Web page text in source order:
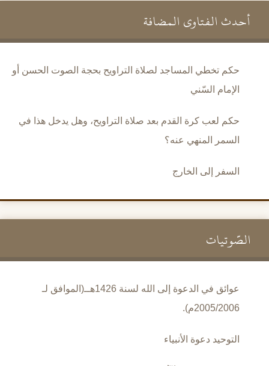
أحدث الفتاوى المضافة
حكم تخطي المساجد لصلاة التراويح بحجة الصوت الحسن أو
الإمام السّني
حكم لعب كرة القدم بعد صلاة التراويح، وهل يدخل هذا في
السمر المنهي عنه؟
السفر إلى الخارج
الصَّوتيات
عوائق في الدعوة إلى الله لسنة 1426هــ(الموافق لـ
2005/2006م).
التوحيد دعوة الأنبياء